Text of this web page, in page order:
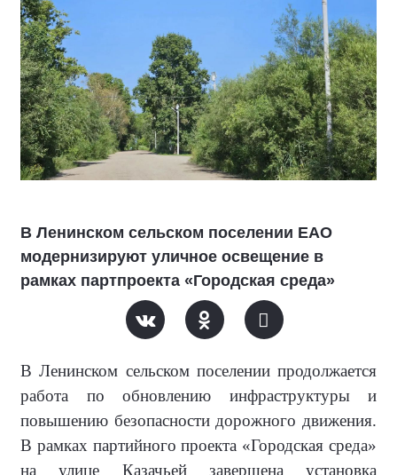
В Ленинском сельском поселении ЕАО
модернизируют уличное освещение в
рамках партпроекта «Городская среда»
В Ленинском сельском поселении продолжается
работа по обновлению инфраструктуры и
повышению безопасности дорожного движения.
В рамках партийного проекта «Городская среда»
на улице Казачьей завершена установка